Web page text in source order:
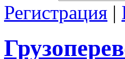
Регистрация |